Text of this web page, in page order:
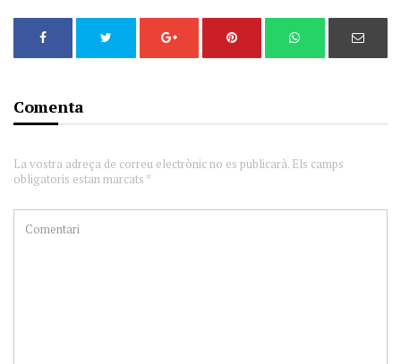
Comenta
La vostra adreça de correu electrònic no es publicarà. Els camps
obligatoris estan marcats *